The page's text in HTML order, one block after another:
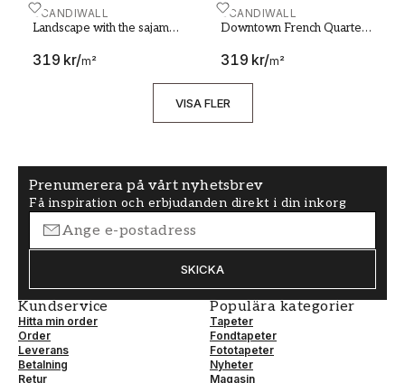
Malaysia UNESCO world
heritage site Night view
SCANDIWALL
Landscape with the sajama
plateau National Park
319 kr/m²
Landscape with the sajama volcano in the
SCANDIWALL
Downtown French Quarters
Night
319 kr/m²
Downtown French
VISA FLER
Prenumerera på vårt nyhetsbrev
Få inspiration och erbjudanden direkt i din inkorg
SKICKA
Kundservice
Hitta min order
Order
Leverans
Betalning
Retur
Populära kategorier
Tapeter
Fondtapeter
Fototapeter
Nyheter
Magasin